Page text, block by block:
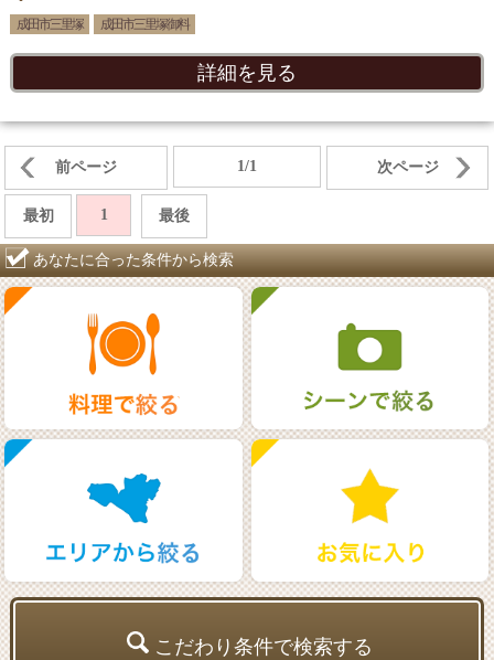
成田市三里塚 成田市三里塚御料
詳細を見る
前ページ 1/1 次ページ
最初 1 最後
あなたに合った条件から検索
こだわり条件で検索する